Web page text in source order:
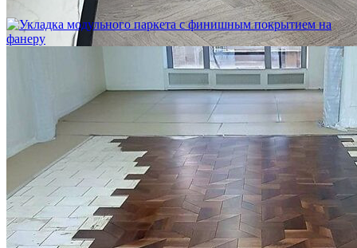
Укладка модульного паркета с финишным покрытием на
фанеру